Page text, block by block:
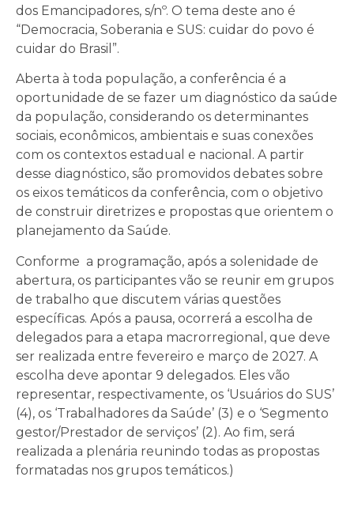
dos Emancipadores, s/nº. O tema deste ano é
“Democracia, Soberania e SUS: cuidar do povo é
cuidar do Brasil”.
Aberta à toda população, a conferência é a
oportunidade de se fazer um diagnóstico da saúde
da população, considerando os determinantes
sociais, econômicos, ambientais e suas conexões
com os contextos estadual e nacional. A partir
desse diagnóstico, são promovidos debates sobre
os eixos temáticos da conferência, com o objetivo
de construir diretrizes e propostas que orientem o
planejamento da Saúde.
Conforme a programação, após a solenidade de
abertura, os participantes vão se reunir em grupos
de trabalho que discutem várias questões
específicas. Após a pausa, ocorrerá a escolha de
delegados para a etapa macrorregional, que deve
ser realizada entre fevereiro e março de 2027. A
escolha deve apontar 9 delegados. Eles vão
representar, respectivamente, os ‘Usuários do SUS’
(4), os ‘Trabalhadores da Saúde’ (3) e o ‘Segmento
gestor/Prestador de serviços’ (2). Ao fim, será
realizada a plenária reunindo todas as propostas
formatadas nos grupos temáticos.)